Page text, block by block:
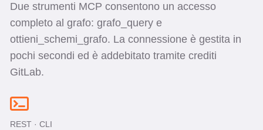
Due strumenti MCP consentono un accesso
completo al grafo: grafo_query e
ottieni_schemi_grafo. La connessione è gestita in
pochi secondi ed è addebitato tramite crediti
GitLab.
REST · CLI